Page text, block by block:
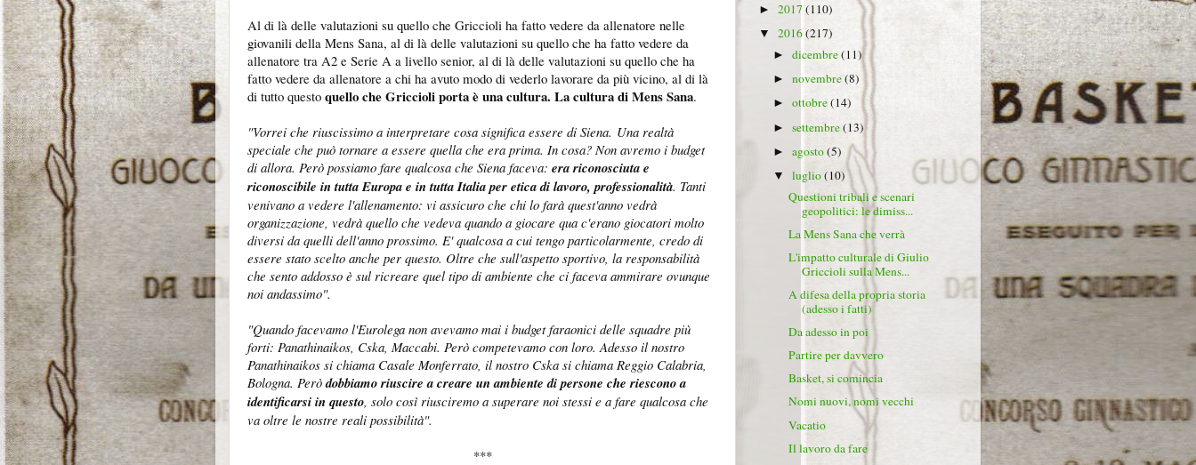
Al di là delle valutazioni su quello che Griccioli ha fatto vedere da allenatore nelle
giovanili della Mens Sana, al di là delle valutazioni su quello che ha fatto vedere da
allenatore tra A2 e Serie A a livello senior, al di là delle valutazioni su quello che ha
fatto vedere da allenatore a chi ha avuto modo di vederlo lavorare da più vicino, al di là
di tutto questo quello che Griccioli porta è una cultura. La cultura di Mens Sana.
"Vorrei che riuscissimo a interpretare cosa significa essere di Siena. Una realtà
speciale che può tornare a essere quella che era prima. In cosa? Non avremo i budget
di allora. Però possiamo fare qualcosa che Siena faceva: era riconosciuta e
riconoscibile in tutta Europa e in tutta Italia per etica di lavoro, professionalità. Tanti
venivano a vedere l'allenamento: vi assicuro che chi lo farà quest'anno vedrà
organizzazione, vedrà quello che vedeva quando a giocare qua c'erano giocatori molto
diversi da quelli dell'anno prossimo. E' qualcosa a cui tengo particolarmente, credo di
essere stato scelto anche per questo. Oltre che sull'aspetto sportivo, la responsabilità
che sento addosso è sul ricreare quel tipo di ambiente che ci faceva ammirare ovunque
noi andassimo".
"Quando facevamo l'Eurolega non avevamo mai i budget faraonici delle squadre più
forti: Panathinaikos, Cska, Maccabi. Però competevamo con loro. Adesso il nostro
Panathinaikos si chiama Casale Monferrato, il nostro Cska si chiama Reggio Calabria,
Bologna. Peròdobbiamo riuscire a creare un ambiente di persone che riescono a
identificarsi in questo, solo così riusciremo a superare noi stessi e a fare qualcosa che
va oltre le nostre reali possibilità".
***
► 2017 (110)
▼ 2016(217)
►dicembre(11)
►novembre(8)
►ottobre(14)
►settembre(13)
►agosto(5)
▼luglio(10)
Questioni tribali e scenari
geopolitici: le dimiss...
La Mens Sana che verrà
L'impatto culturale di Giulio
Griccioli sulla Mens...
A difesa della propria storia
(adesso i fatti)
Da adesso in poi
Partire per davvero
Basket, si comincia
Nomi nuovi, nomi vecchi
Vacatio
Il lavoro da fare